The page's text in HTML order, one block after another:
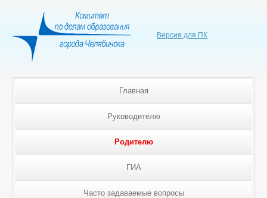
Версия для ПК
Главная
Руководителю
Родителю
ГИА
Часто задаваемые вопросы